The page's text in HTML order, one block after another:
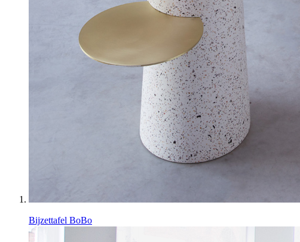
Bijzettafel BoBo